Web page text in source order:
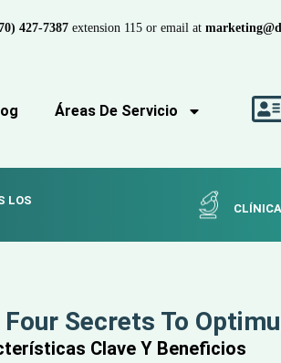
Áreas De Servicio
LOS
Four Secrets To
Clave Y Beneficios
427-7387extension 115 or email at